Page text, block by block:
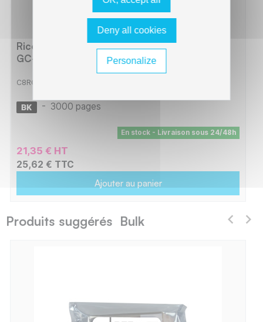
Ricoh RGC21BXL Cartouche compatible avec
GC-21KH 405536 - Noir
C8RGC21BXL
- 3000 pages
En stock - Livraison sous 24/48h
21,35 € HT
25,62 € TTC
Ajouter au panier
Produits suggérés Bulk
Deny all cookies
Personalize